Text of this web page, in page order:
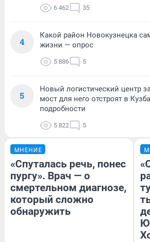
6 462 35
4
Какой район Новокузнецка
жизни — опрос
5 886 5
5
Новый логистический центр
мост для него отстроят в
подробности
5 822 5
МНЕНИЕ
«Спуталась речь, понес
пургу». Врач — о
смертельном диагнозе,
который сложно
обнаружить